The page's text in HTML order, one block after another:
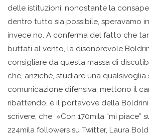
delle istituzioni, nonostante la
dentro tutto sia possibile, speravamo
invece no. A conferma del fatto che
buttati al vento, la disonorevole
consigliare da questa massa di
che, anziché, studiare una qualsivoglia
comunicazione difensiva, mettono il
ribattendo, è il portavove della
scrivere, che «Con 170mila “mi piace”
224mila followers su Twitter, Laura